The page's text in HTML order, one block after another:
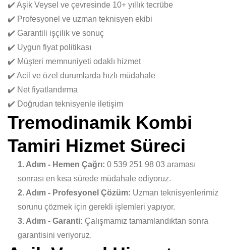
✔️ Aşik Veysel ve çevresinde 10+ yıllık tecrübe
✔️ Profesyonel ve uzman teknisyen ekibi
✔️ Garantili işçilik ve sonuç
✔️ Uygun fiyat politikası
✔️ Müşteri memnuniyeti odaklı hizmet
✔️ Acil ve özel durumlarda hızlı müdahale
✔️ Net fiyatlandırma
✔️ Doğrudan teknisyenle iletişim
Tremodinamik Kombi
Tamiri Hizmet Süreci
1. Adım - Hemen Çağrı: 0 539 251 98 03 araması
sonrası en kısa sürede müdahale ediyoruz.
2. Adım - Profesyonel Çözüm: Uzman teknisyenlerimiz
sorunu çözmek için gerekli işlemleri yapıyor.
3. Adım - Garanti: Çalışmamız tamamlandıktan sonra
garantisini veriyoruz.